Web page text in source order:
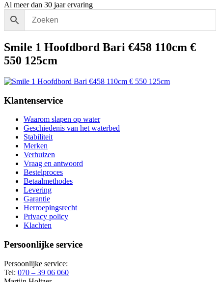
Al meer dan 30 jaar ervaring
Smile 1 Hoofdbord Bari €458 110cm €
550 125cm
Klantenservice
Waarom slapen op water
Geschiedenis van het waterbed
Stabiliteit
Merken
Verhuizen
Vraag en antwoord
Bestelproces
Betaalmethodes
Levering
Garantie
Herroepingsrecht
Privacy policy
Klachten
Persoonlijke service
Persoonlijke service:
Tel: 070 – 39 06 060